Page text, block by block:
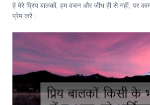
हे मेरे प्रिय बालकों, हम वचन और जीभ ही से नहीं, पर
प्रेम करें।